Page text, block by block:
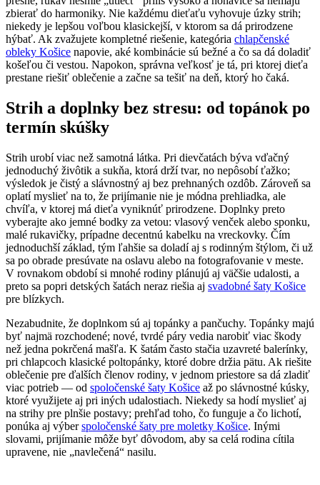
zbierať do harmoniky. Nie každému dieťaťu vyhovuje úzky strih;
niekedy je lepšou voľbou klasickejší, v ktorom sa dá prirodzene
hýbať. Ak zvažujete kompletné riešenie, kategória chlapčenské
obleky Košice napovie, aké kombinácie sú bežné a čo sa dá doladiť
košeľou či vestou. Napokon, správna veľkosť je tá, pri ktorej dieťa
prestane riešiť oblečenie a začne sa tešiť na deň, ktorý ho čaká.
Strih a doplnky bez stresu: od topánok po
termín skúšky
Strih urobí viac než samotná látka. Pri dievčatách býva vďačný
jednoduchý živôtik a sukňa, ktorá drží tvar, no nepôsobí ťažko;
výsledok je čistý a slávnostný aj bez prehnaných ozdôb. Zároveň sa
oplatí myslieť na to, že prijímanie nie je módna prehliadka, ale
chvíľa, v ktorej má dieťa vyniknúť prirodzene. Doplnky preto
vyberajte ako jemné bodky za vetou: vlasový venček alebo sponku,
malé rukavičky, prípadne decentnú kabelku na vreckovky. Čím
jednoduchší základ, tým ľahšie sa doladí aj s rodinným štýlom, či už
sa po obrade presúvate na oslavu alebo na fotografovanie v meste.
V rovnakom období si mnohé rodiny plánujú aj väčšie udalosti, a
preto sa popri detských šatách neraz riešia aj svadobné šaty Košice
pre blízkych.
Nezabudnite, že doplnkom sú aj topánky a pančuchy. Topánky majú
byť najmä rozchodené; nové, tvrdé páry vedia narobiť viac škody
než jedna pokrčená mašľa. K šatám často stačia uzavreté balerínky,
pri chlapcoch klasické poltopánky, ktoré dobre držia pätu. Ak riešite
oblečenie pre ďalších členov rodiny, v jednom priestore sa dá zladiť
viac potrieb — od spoločenské šaty Košice až po slávnostné kúsky,
ktoré využijete aj pri iných udalostiach. Niekedy sa hodí myslieť aj
na strihy pre plnšie postavy; prehľad toho, čo funguje a čo lichotí,
ponúka aj výberspoločenské šaty pre moletky Košice. Inými
slovami, prijímanie môže byť dôvodom, aby sa celá rodina cítila
upravene, nie „navlečená“ nasilu.